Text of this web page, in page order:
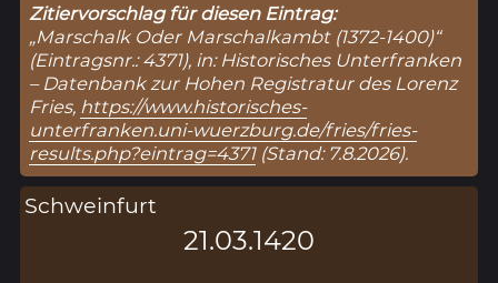
Zitiervorschlag für diesen Eintrag:
„Marschalk Oder Marschalkambt (1372-1400)“
(Eintragsnr.: 4371), in: Historisches Unterfranken
– Datenbank zur Hohen Registratur des Lorenz
Fries, https://www.historisches-
unterfranken.uni-wuerzburg.de/fries/fries-
results.php?eintrag=4371(Stand: 7.8.2026).
Schweinfurt
21.03.1420